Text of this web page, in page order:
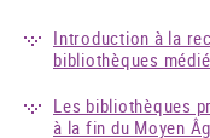
Introduction à la
bibliothèques
Les bibliothèques
à la fin du Moyen